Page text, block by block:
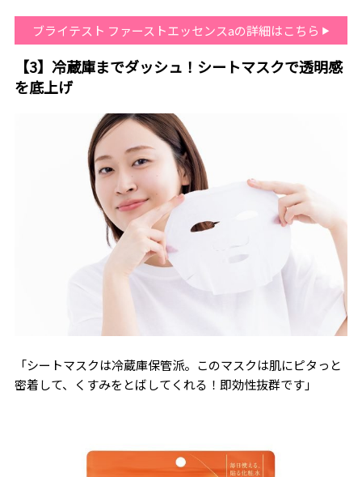
ブライテスト ファーストエッセンスaの詳細はこちら
【3】冷蔵庫までダッシュ！シートマスクで透明感
を底上げ
「シートマスクは冷蔵庫保管派。このマスクは肌にピタっと
密着して、くすみをとばしてくれる！即効性抜群です」